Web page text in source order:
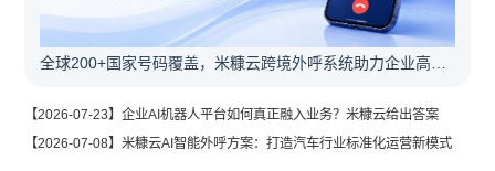
【2026-07-23】企业AI机器人平台如何真正融入业务？米糠云给出答案
【2026-07-08】米糠云AI智能外呼方案：打造汽车行业标准化运营新模式